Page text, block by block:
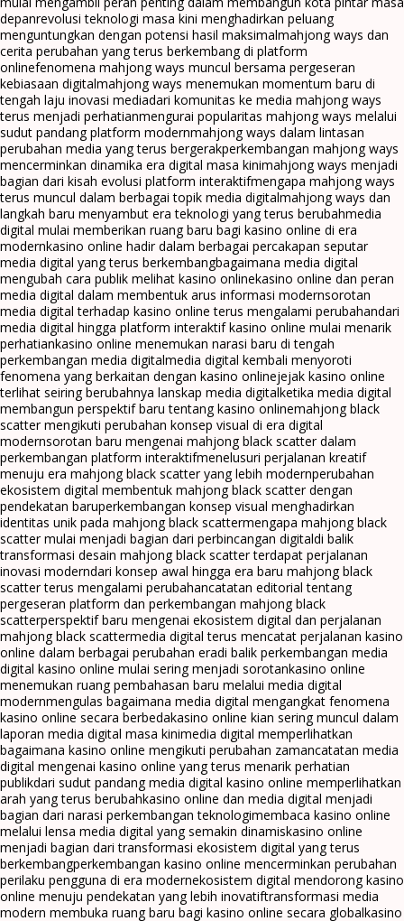
depanrevolusi teknologi masa kini menghadirkan peluang
menguntungkan dengan potensi hasil maksimalmahjong ways dan
cerita perubahan yang terus berkembang di platform
onlinefenomena mahjong ways muncul bersama pergeseran
kebiasaan digitalmahjong ways menemukan momentum baru di
tengah laju inovasi mediadari komunitas ke media mahjong ways
terus menjadi perhatianmengurai popularitas mahjong ways melalui
sudut pandang platform modernmahjong ways dalam lintasan
perubahan media yang terus bergerakperkembangan mahjong ways
mencerminkan dinamika era digital masa kinimahjong ways menjadi
bagian dari kisah evolusi platform interaktifmengapa mahjong ways
terus muncul dalam berbagai topik media digitalmahjong ways dan
langkah baru menyambut era teknologi yang terus berubahmedia
digital mulai memberikan ruang baru bagi kasino online di era
modernkasino online hadir dalam berbagai percakapan seputar
media digital yang terus berkembangbagaimana media digital
mengubah cara publik melihat kasino onlinekasino online dan peran
media digital dalam membentuk arus informasi modernsorotan
media digital terhadap kasino online terus mengalami perubahandari
media digital hingga platform interaktif kasino online mulai menarik
perhatiankasino online menemukan narasi baru di tengah
perkembangan media digitalmedia digital kembali menyoroti
fenomena yang berkaitan dengan kasino onlinejejak kasino online
terlihat seiring berubahnya lanskap media digitalketika media digital
membangun perspektif baru tentang kasino onlinemahjong black
scatter mengikuti perubahan konsep visual di era digital
modernsorotan baru mengenai mahjong black scatter dalam
perkembangan platform interaktifmenelusuri perjalanan kreatif
menuju era mahjong black scatter yang lebih modernperubahan
ekosistem digital membentuk mahjong black scatter dengan
pendekatan baruperkembangan konsep visual menghadirkan
identitas unik pada mahjong black scattermengapa mahjong black
scatter mulai menjadi bagian dari perbincangan digitaldi balik
transformasi desain mahjong black scatter terdapat perjalanan
inovasi moderndari konsep awal hingga era baru mahjong black
scatter terus mengalami perubahancatatan editorial tentang
pergeseran platform dan perkembangan mahjong black
scatterperspektif baru mengenai ekosistem digital dan perjalanan
mahjong black scattermedia digital terus mencatat perjalanan kasino
online dalam berbagai perubahan eradi balik perkembangan media
digital kasino online mulai sering menjadi sorotankasino online
menemukan ruang pembahasan baru melalui media digital
modernmengulas bagaimana media digital mengangkat fenomena
kasino online secara berbedakasino online kian sering muncul dalam
laporan media digital masa kinimedia digital memperlihatkan
bagaimana kasino online mengikuti perubahan zamancatatan media
digital mengenai kasino online yang terus menarik perhatian
publikdari sudut pandang media digital kasino online memperlihatkan
arah yang terus berubahkasino online dan media digital menjadi
bagian dari narasi perkembangan teknologimembaca kasino online
melalui lensa media digital yang semakin dinamiskasino online
menjadi bagian dari transformasi ekosistem digital yang terus
berkembangperkembangan kasino online mencerminkan perubahan
perilaku pengguna di era modernekosistem digital mendorong kasino
online menuju pendekatan yang lebih inovatiftransformasi media
modern membuka ruang baru bagi kasino online secara globalkasino